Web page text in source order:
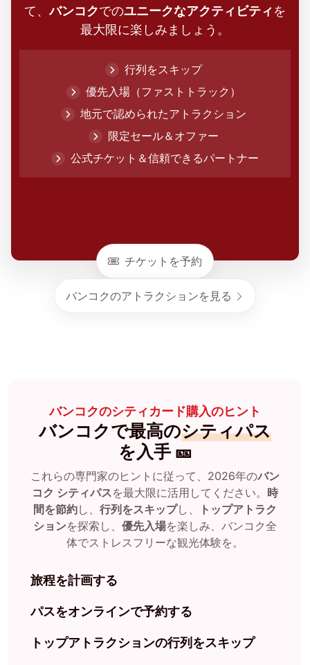
て、バンコクでのユニークなアクティビティを
最大限に楽しみましょう。
行列をスキップ
優先入場（ファストトラック）
地元で認められたアトラクション
限定セール＆オファー
公式チケット＆信頼できるパートナー
チケットを予約
バンコクのアトラクションを見る
バンコクのシティカード購入のヒント
バンコクで最高のシティパス
を入手 🎫
これらの専門家のヒントに従って、2026年のバン
コク シティパスを最大限に活用してください。 時
間を節約し、 行列をスキップし、
トップアトラク
ションを探索し、 優先入場を楽しみ、バンコク全
体でストレスフリーな観光体験を。
旅程を計画する
パスをオンラインで予約する
トップアトラクションの行列をスキップ